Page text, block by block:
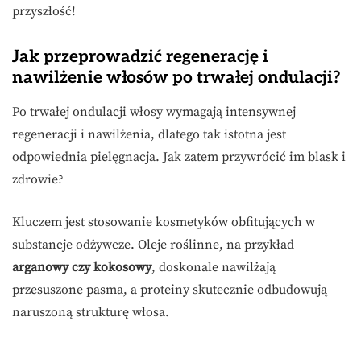
przyszłość!
Jak przeprowadzić regenerację i
nawilżenie włosów po trwałej ondulacji?
Po trwałej ondulacji włosy wymagają intensywnej
regeneracji i nawilżenia, dlatego tak istotna jest
odpowiednia pielęgnacja. Jak zatem przywrócić im blask i
zdrowie?
Kluczem jest stosowanie kosmetyków obfitujących w
substancje odżywcze. Oleje roślinne, na przykład
arganowy czy kokosowy, doskonale nawilżają
przesuszone pasma, a proteiny skutecznie odbudowują
naruszoną strukturę włosa.